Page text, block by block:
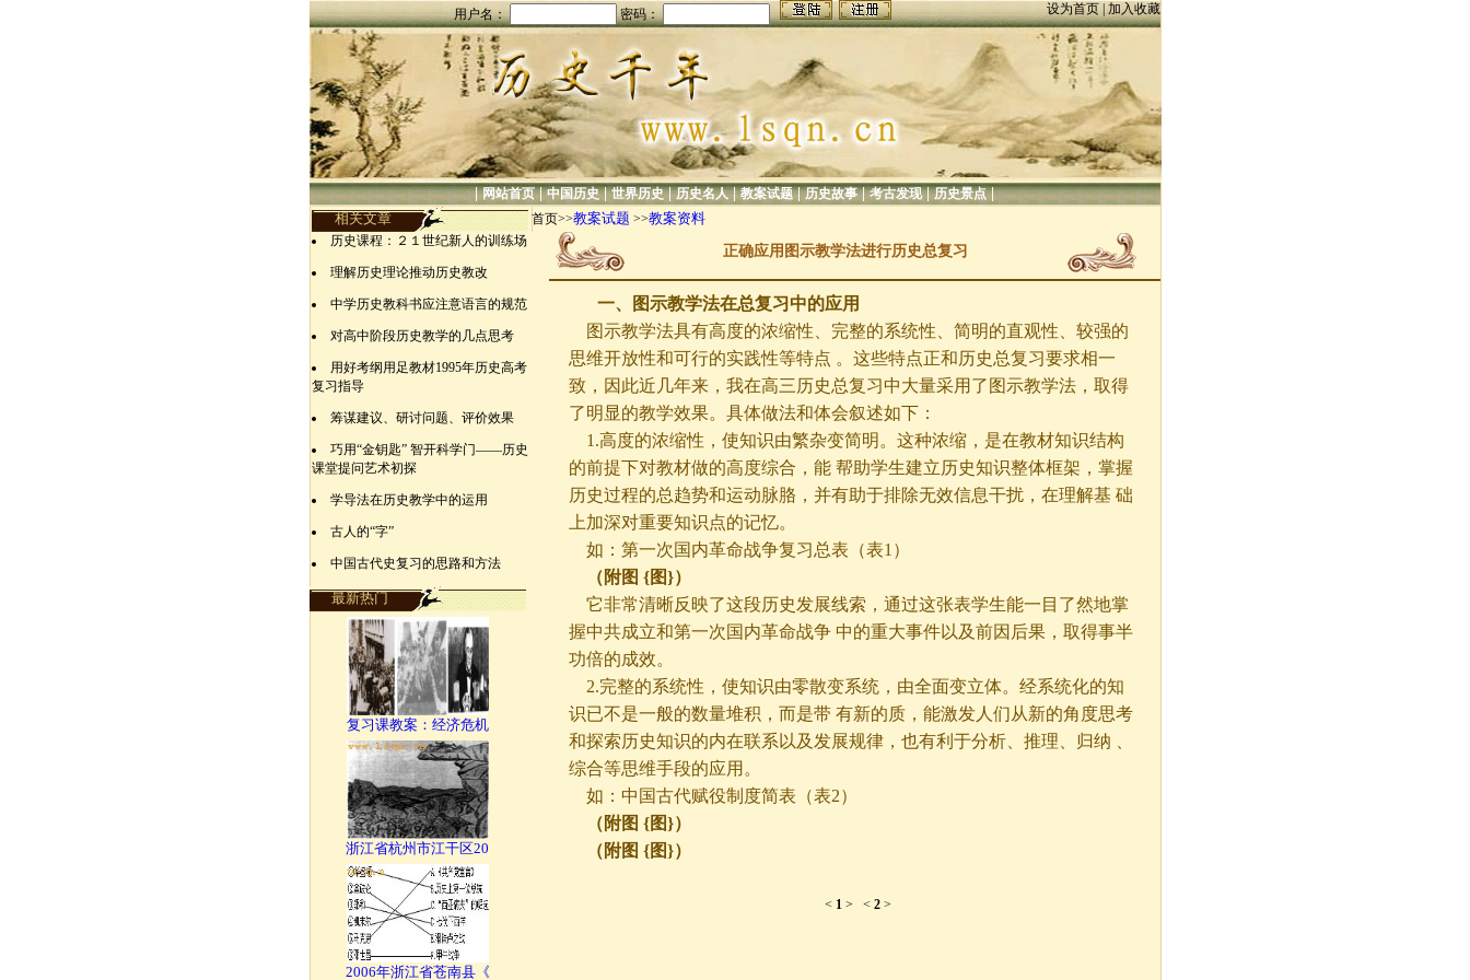
用户名： 密码： 设为首页| 加入收藏
|网站首页|中国历史|世界历史|历史名人|教案试题|历史故事|考古发现|历史景点|
相关文章
首页>>教案试题 >>教案资料
历史课程：２１世纪新人的训练场
理解历史理论推动历史教改
中学历史教科书应注意语言的规范
对高中阶段历史教学的几点思考
用好考纲用足教材1995年历史高考
复习指导
筹谋建议、研讨问题、评价效果
巧用“金钥匙” 智开科学门——历史
课堂提问艺术初探
学导法在历史教学中的运用
古人的“字”
中国古代史复习的思路和方法
最新热门
复习课教案：经济危机
浙江省杭州市江干区20
2006年浙江省苍南县《
正确应用图示教学法进行历史总复习
一、图示教学法在总复习中的应用
图示教学法具有高度的浓缩性、完整的系统性、简明的直观性、较强的
思维开放性和可行的实践性等特点 。这些特点正和历史总复习要求相一
致，因此近几年来，我在高三历史总复习中大量采用了图示教学法，取得
了明显的教学效果。具体做法和体会叙述如下：
1.高度的浓缩性，使知识由繁杂变简明。这种浓缩，是在教材知识结构
的前提下对教材做的高度综合，能 帮助学生建立历史知识整体框架，掌握
历史过程的总趋势和运动脉胳，并有助于排除无效信息干扰，在理解基 础
上加深对重要知识点的记忆。
如：第一次国内革命战争复习总表（表1）
（附图 {图}）
它非常清晰反映了这段历史发展线索，通过这张表学生能一目了然地掌
握中共成立和第一次国内革命战争 中的重大事件以及前因后果，取得事半
功倍的成效。
2.完整的系统性，使知识由零散变系统，由全面变立体。经系统化的知
识已不是一般的数量堆积，而是带 有新的质，能激发人们从新的角度思考
和探索历史知识的内在联系以及发展规律，也有利于分析、推理、归纳 、
综合等思维手段的应用。
如：中国古代赋役制度简表（表2）
（附图 {图}）
（附图 {图}）
< 1> < 2>